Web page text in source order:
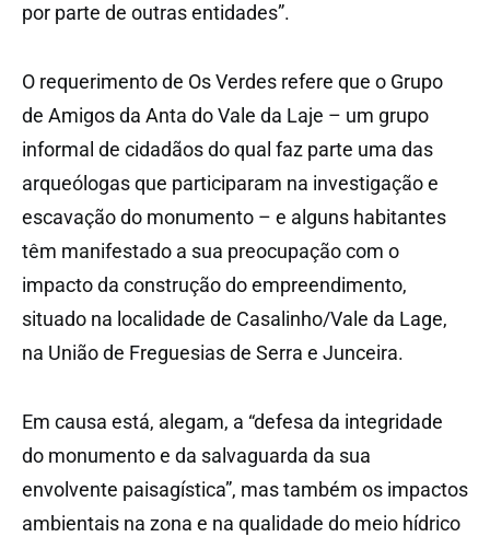
por parte de outras entidades”.
O requerimento de Os Verdes refere que o Grupo
de Amigos da Anta do Vale da Laje – um grupo
informal de cidadãos do qual faz parte uma das
arqueólogas que participaram na investigação e
escavação do monumento – e alguns habitantes
têm manifestado a sua preocupação com o
impacto da construção do empreendimento,
situado na localidade de Casalinho/Vale da Lage,
na União de Freguesias de Serra e Junceira.
Em causa está, alegam, a “defesa da integridade
do monumento e da salvaguarda da sua
envolvente paisagística”, mas também os impactos
ambientais na zona e na qualidade do meio hídrico